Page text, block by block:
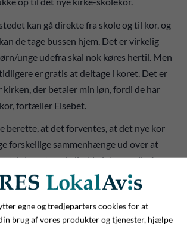
kan gå direkte fra skole og til kor, og
de tage bussen hjem. Det er virkelig
unge udefra skal nok køres hertil. Men
er gratis at deltage i koret. Det er
der betaler min løn, fordi de har
fortæller Elsebet.
berette, at det forventes, at det nye kor
forskellige sammenhænge ud over at
at det, sagt med glimt i øjet og smil på
at koret kulminerer med en
i Tivoli.
egne og tredjeparters cookies for at
brug af vores produkter og tjenester, hjælpe